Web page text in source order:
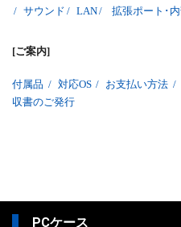
/ サウンド / LAN/ 拡張ポート･
[ご案内]
付属品 / 対応OS / お支払い方法 /
収書のご発行
PCケース